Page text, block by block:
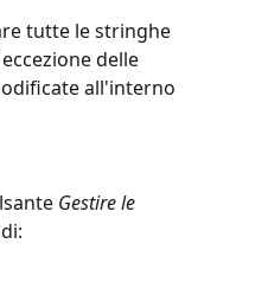
tutte le stringhe
delle
all'interno
Gestire le